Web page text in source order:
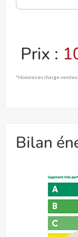
Prix :
*Honoraires charge
Bilan